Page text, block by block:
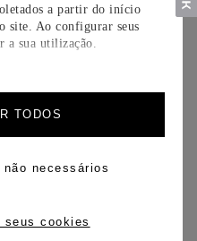
a partir do início
site. Ao configurar seus
a sua utilização.
TODOS
necessários
seus cookies